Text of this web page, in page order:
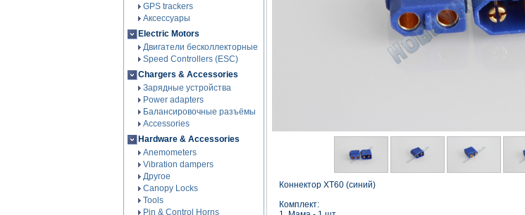
GPS trackers
Аксессуары
Electric Motors
Двигатели бесколлекторные
Speed Controllers (ESC)
Chargers & Accessories
Зарядные устройства
Power adapters
Балансировочные разъёмы
Accessories
Hardware & Accessories
Anemometers
Vibration dampers
Другое
Canopy Locks
Tools
Pin & Control Horns
Коннектор XT60 (синий)
Комплект: